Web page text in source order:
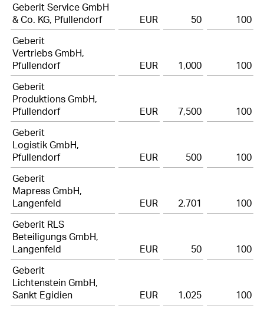
Geberit Service GmbH
& Co. KG, Pfullendorf
EUR 50
100
Geberit
Vertriebs GmbH,
Pfullendorf
EUR 1,000
100
Geberit
Produktions GmbH,
Pfullendorf
EUR 7,500
100
Geberit
Logistik GmbH,
Pfullendorf
EUR 500
100
Geberit
Mapress GmbH,
Langenfeld
EUR 2,701
100
Geberit RLS
Beteiligungs GmbH,
Langenfeld
EUR 50
100
Geberit
Lichtenstein GmbH,
Sankt Egidien
EUR 1,025
100